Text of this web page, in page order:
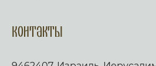
Контакты